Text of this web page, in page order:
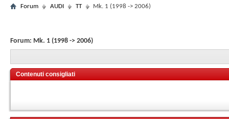
Forum AUDI TT Mk. 1 (1998 -> 2006)
Forum: Mk. 1 (1998 -> 2006)
Contenuti consigliati